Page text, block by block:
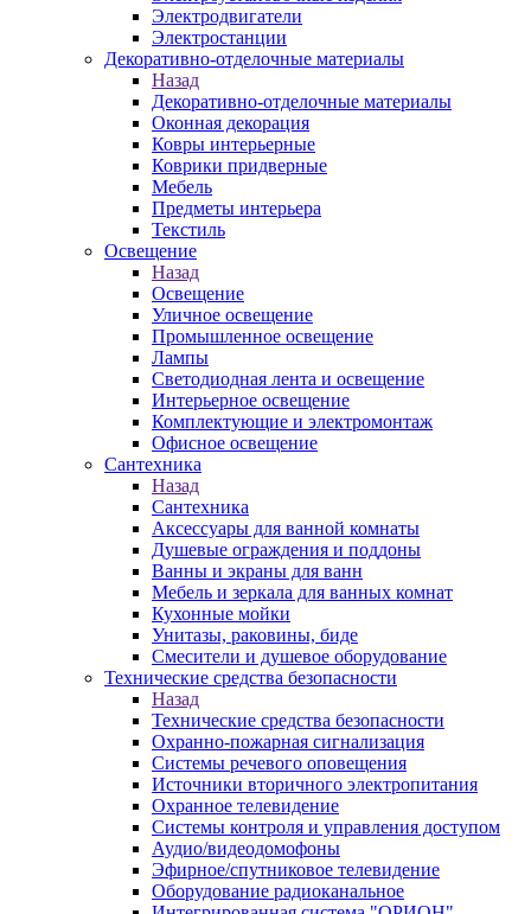
Электродвигатели
Электростанции
Декоративно-отделочные материалы
Назад
Декоративно-отделочные материалы
Оконная декорация
Ковры интерьерные
Коврики придверные
Мебель
Предметы интерьера
Текстиль
Освещение
Назад
Освещение
Уличное освещение
Промышленное освещение
Лампы
Светодиодная лента и освещение
Интерьерное освещение
Комплектующие и электромонтаж
Офисное освещение
Сантехника
Назад
Сантехника
Аксессуары для ванной комнаты
Душевые ограждения и поддоны
Ванны и экраны для ванн
Мебель и зеркала для ванных комнат
Кухонные мойки
Унитазы, раковины, биде
Смесители и душевое оборудование
Технические средства безопасности
Назад
Технические средства безопасности
Охранно-пожарная сигнализация
Системы речевого оповещения
Источники вторичного электропитания
Охранное телевидение
Системы контроля и управления доступом
Аудио/видеодомофоны
Эфирное/спутниковое телевидение
Оборудование радиоканальное